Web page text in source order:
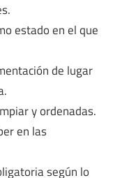
estado en el que
de lugar
y ordenadas.
en las
según lo